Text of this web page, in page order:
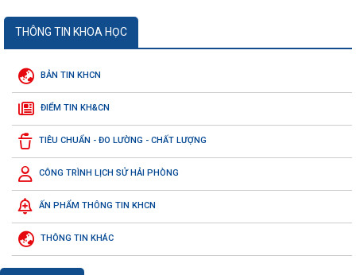
THÔNG TIN KHOA HỌC
BẢN TIN KHCN
ĐIỂM TIN KH&CN
TIÊU CHUẨN - ĐO LƯỜNG - CHẤT LƯỢNG
CÔNG TRÌNH LỊCH SỬ HẢI PHÒNG
ẤN PHẨM THÔNG TIN KHCN
THÔNG TIN KHÁC
Thông báo số 117-TB/VPTW ngày 04/7/2026 của của Văn phòng Trung ương
Đảng về Kết luận của đồng chí...
Công văn số 3219/SKHCN-QLCN ngày 23/7/2026 về việc đề cử doanh nghiệp
Báo cáo số 134-BC/ĐU ngày 10/7/2026 của Đảng ủy Ủy ban nhân dân thành
phố sơ kết công tác 6 tháng...
Báo cáo số 458/BC-SKHCN ngày 06/7/2026 tổng kết việc thi hành pháp luật về